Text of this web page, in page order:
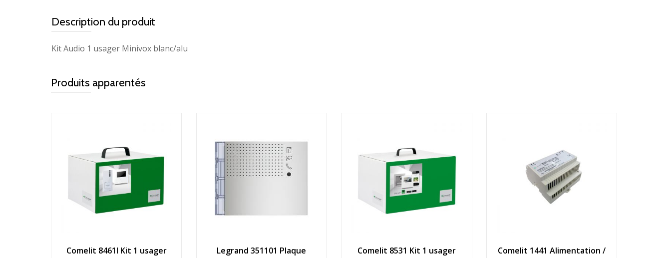
Description du produit
Kit Audio 1 usager Minivox blanc/alu
Produits apparentés
Comelit 8461I Kit 1 usager
Legrand 351101 Plaque
Comelit 8531 Kit 1 usager
Comelit 1441 Alimentation /